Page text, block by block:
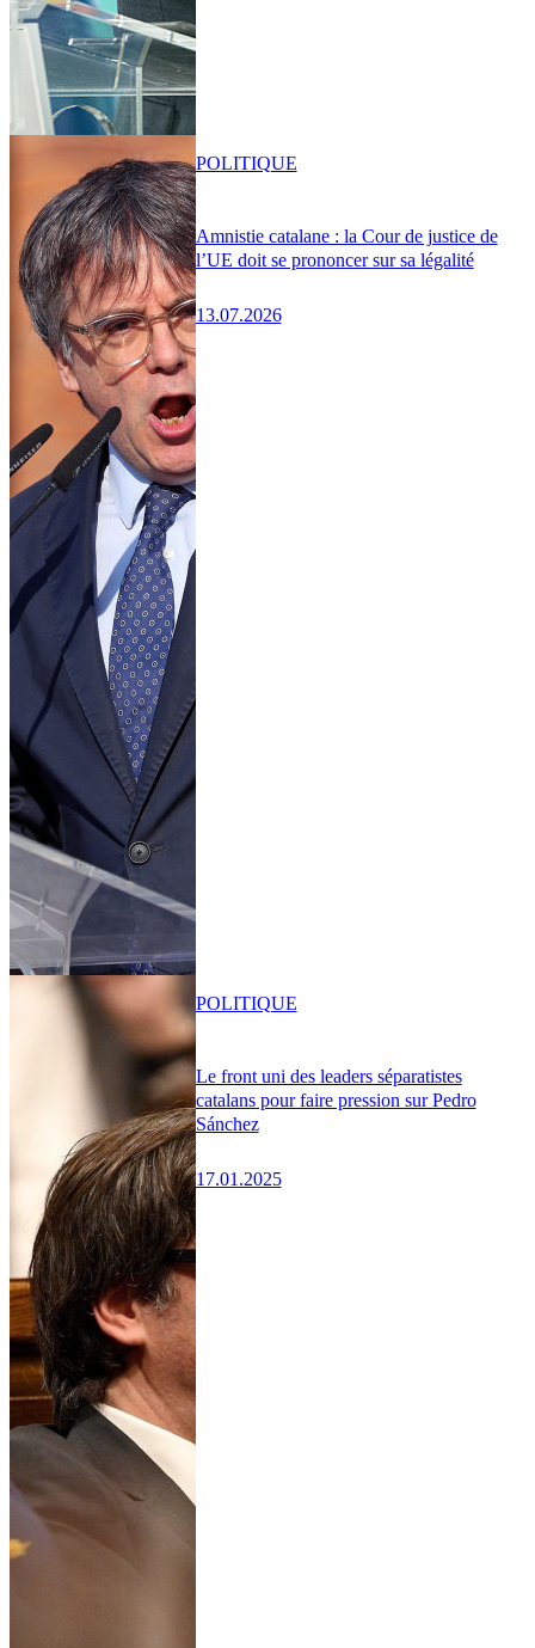
Amnistie catalane : la Cour de justice de
l’UE doit se prononcer sur sa légalité
13.07.2026
POLITIQUE
Le front uni des leaders séparatistes
catalans pour faire pression sur Pedro
Sánchez
17.01.2025
POLITIQUE